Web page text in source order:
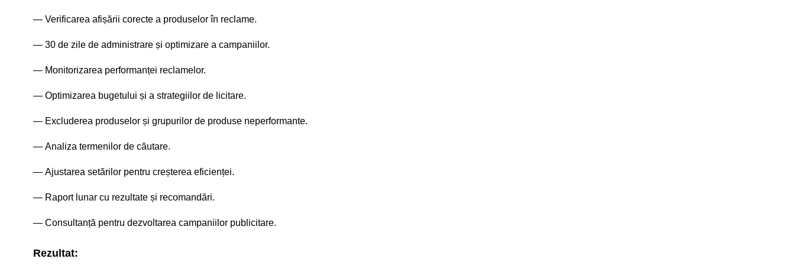
Verificarea afișării corecte a produselor în reclame.
30 de zile de administrare și optimizare a campaniilor.
Monitorizarea performanței reclamelor.
Optimizarea bugetului și a strategiilor de licitare.
Excluderea produselor și grupurilor de produse neperformante.
Analiza termenilor de căutare.
Ajustarea setărilor pentru creșterea eficienței.
Raport lunar cu rezultate și recomandări.
Consultanță pentru dezvoltarea campaniilor publicitare.
Rezultat: